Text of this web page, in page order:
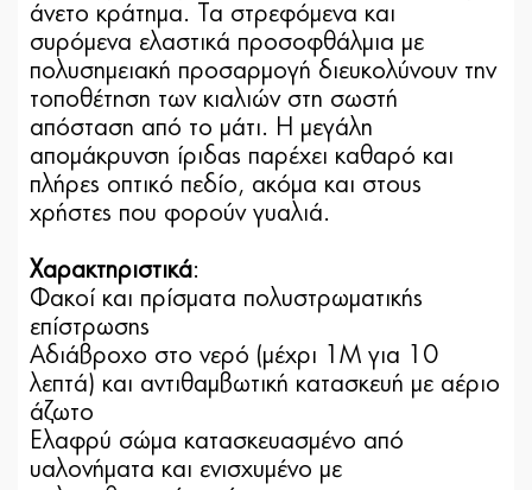
άνετο κράτημα. Τα στρεφόμενα και
συρόμενα ελαστικά προσοφθάλμια με
πολυσημειακή προσαρμογή διευκολύνουν την
τοποθέτηση των κιαλιών στη σωστή
απόσταση από το μάτι. Η μεγάλη
απομάκρυνση ίριδας παρέχει καθαρό και
πλήρες οπτικό πεδίο, ακόμα και στους
χρήστες που φορούν γυαλιά.
Χαρακτηριστικά:
Φακοί και πρίσματα πολυστρωματικής
επίστρωσης
Αδιάβροχο στο νερό (μέχρι 1Μ για 10
λεπτά) και αντιθαμβωτική κατασκευή με αέριο
άζωτο
Ελαφρύ σώμα κατασκευασμένο από
υαλονήματα και ενισχυμένο με